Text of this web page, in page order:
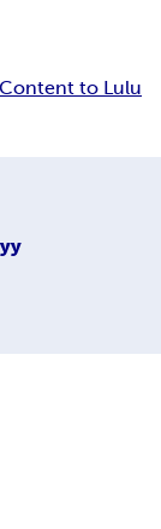
to Lulu